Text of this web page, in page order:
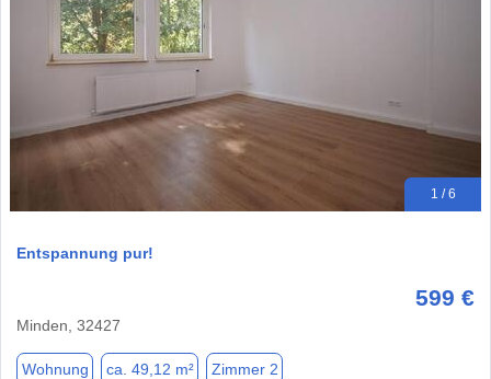
1 / 6
Entspannung pur!
599 €
Minden, 32427
Wohnung ca. 49,12 m² Zimmer 2